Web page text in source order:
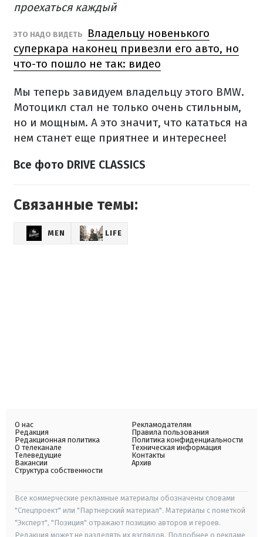
проехаться каждый
ЭТО НАДО ВИДЕТЬ
Владельцу новенького
суперкара наконец привезли его авто, но
что-то пошло не так: видео
Мы теперь завидуем владельцу этого BMW.
Мотоцикл стал не только очень стильным,
но и мощным. А это значит, что кататься на
нем станет еще приятнее и интереснее!
Все фото DRIVE CLASSICS
Связанные темы:
MEN LIFE
О нас
Редакция
Редакционная политика
О телеканале
Телеведущие
Вакансии
Структура собственности
Рекламодателям
Правила пользования
Политика конфиденциальности
Техническая информация
Контакты
Архив
Все коммерческие рекламные материалы обозначены словами
"Спецпроект" или "Партнерский материал". Материалы с пометкой
"Эксперт", "Позиция" отражают позицию авторов и героев.
Редакция может не разделять их взглядов. Подробнее о рекламе